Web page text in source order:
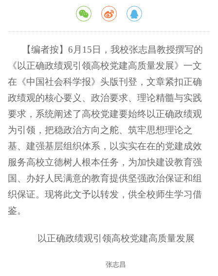
【编者按】6月15日，我校张志昌教授撰写的
《以正确政绩观引领高校党建高质量发展》一文
在《中国社会科学报》头版刊登，文章紧扣正确
政绩观的核心要义、政治要求、理论精髓与实践
要求，系统阐述了高校党建要始终以正确政绩观
为引领，把稳政治方向之舵、筑牢思想理论之
基、建强基层组织体系，以实实在在的党建成效
服务高校立德树人根本任务，为加快建设教育强
国、办好人民满意的教育提供坚强政治保证和组
织保证。现将此文予以转发，供全校师生学习借
鉴。
以正确政绩观引领高校党建高质量发展
张志昌